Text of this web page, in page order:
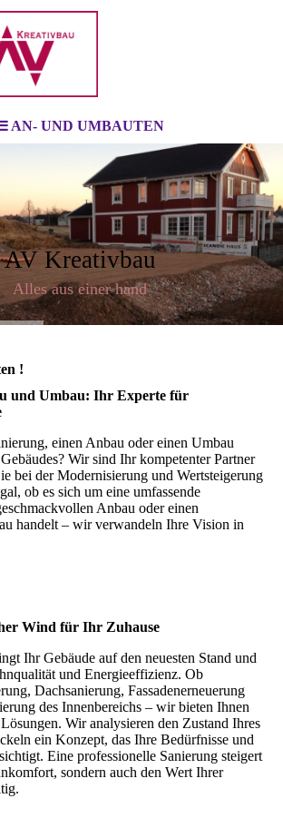
AN- UND UMBAUTEN
AV Kreativbau
Alles aus einer hand
!
und Umbau: Ihr Experte für
einen Anbau oder einen Umbau
Wir sind Ihr kompetenter Partner
bei der Modernisierung und Wertsteigerung
ob es sich um eine umfassende
Anbau oder einen
handelt – wir verwandeln Ihre Vision in
Wind für Ihr Zuhause
Ihr Gebäude auf den neuesten Stand und
und Energieeffizienz. Ob
Dachsanierung, Fassadenerneuerung
des Innenbereichs – wir bieten Ihnen
Wir analysieren den Zustand Ihres
ein Konzept, das Ihre Bedürfnisse und
Eine professionelle Sanierung steigert
sondern auch den Wert Ihrer